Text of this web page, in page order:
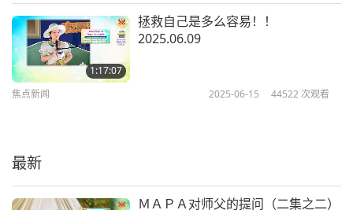
我们要深深感谢三位一体、天堂团队与和平之王。他
会来当我的上帝的徒弟，并非无缘无故的。他想透过
修观音法门达到所能达到的最高境界。
然会去Ｔｉｍ Ｑｏ Ｔｕ的新乐土。而且与他当初来
可以对他不敬。你们要感谢他。只要感谢他，不要向
他要求其他任何东西。因为他所能做的一切，其实都
1:17:07
拯救自己是多么容易！！
2025.06.09
焦点新闻 2025-06-15 44522 次观看
最新
ＭＡＰＡ对师父的提问（二集之二）